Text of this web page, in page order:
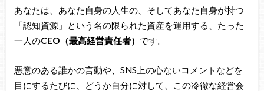
あなたは、あなた自身の人生の、そしてあなた自身が持つ
「認知資源」という名の限られた資産を運用する、たった
一人のCEO（最高経営責任者） です。
悪意のある誰かの言動や、SNS上の心ないコメントなどを
目にするたびに、どうか自分に対して、この冷徹な経営会